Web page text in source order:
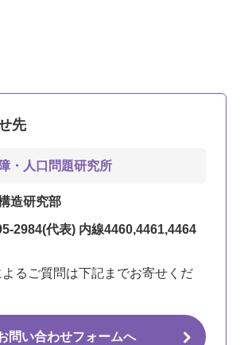
先
・人口問題研究所
造研究部
2984(代表) 内線4460,4461,4464
るご質問は下記までお寄せくだ
問い合わせフォームへ